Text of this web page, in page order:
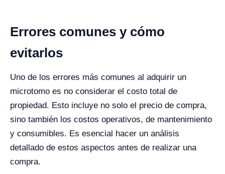
Errores comunes y cómo
evitarlos
Uno de los errores más comunes al adquirir un
microtomo es no considerar el costo total de
propiedad. Esto incluye no solo el precio de compra,
sino también los costos operativos, de mantenimiento
y consumibles. Es esencial hacer un análisis
detallado de estos aspectos antes de realizar una
compra.